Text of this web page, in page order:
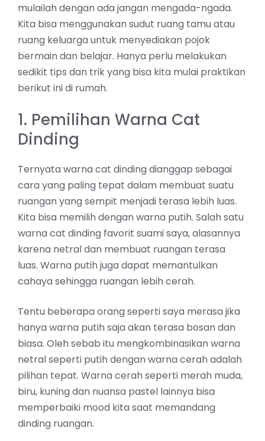
mulailah dengan ada jangan mengada-ngada.
Kita bisa menggunakan sudut ruang tamu atau
ruang keluarga untuk menyediakan pojok
bermain dan belajar. Hanya perlu melakukan
sedikit tips dan trik yang bisa kita mulai praktikan
berikut ini di rumah.
1. Pemilihan Warna Cat
Dinding
Ternyata warna cat dinding dianggap sebagai
cara yang paling tepat dalam membuat suatu
ruangan yang sempit menjadi terasa lebih luas.
Kita bisa memilih dengan warna putih. Salah satu
warna cat dinding favorit suami saya, alasannya
karena netral dan membuat ruangan terasa
luas. Warna putih juga dapat memantulkan
cahaya sehingga ruangan lebih cerah.
Tentu beberapa orang seperti saya merasa jika
hanya warna putih saja akan terasa bosan dan
biasa. Oleh sebab itu mengkombinasikan warna
netral seperti putih dengan warna cerah adalah
pilihan tepat. Warna cerah seperti merah muda,
biru, kuning dan nuansa pastel lainnya bisa
memperbaiki mood kita saat memandang
dinding ruangan.